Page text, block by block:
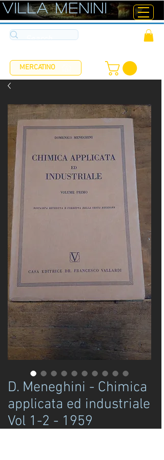
ViLLA MENINI
D. Meneghini - Chimica
applicata ed industriale
Vol 1-2 - 1959
MERCATINO